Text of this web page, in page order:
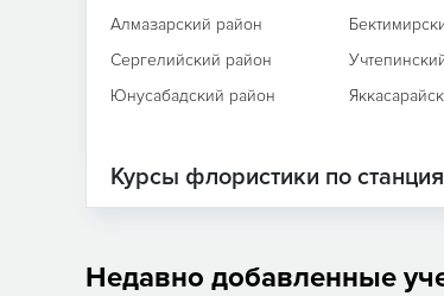
Алмазарский район
Сергелийский район
Юнусабадский район
Курсы флористики по
Недавно добавленные